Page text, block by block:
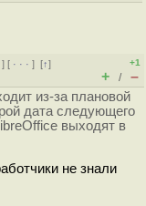
] [ · · ·][↑]
+1
+ / –
из-за плановой
дата следующего
выходят в
не знали